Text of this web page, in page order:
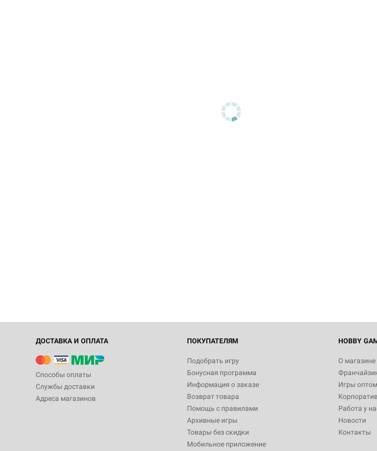
ДОСТАВКА И ОПЛАТА
Способы оплаты
Службы доставки
Адреса магазинов
ПОКУПАТЕЛЯМ
Подобрать игру
Бонусная программа
Информация о заказе
Возврат товара
Помощь с правилами
Архивные игры
Товары без скидки
Мобильное приложение
HOBBY
О магазине
Игры оптом
Работа у
Новости
Контакты